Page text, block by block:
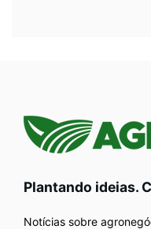
Plantando ideias.
Notícias sobre